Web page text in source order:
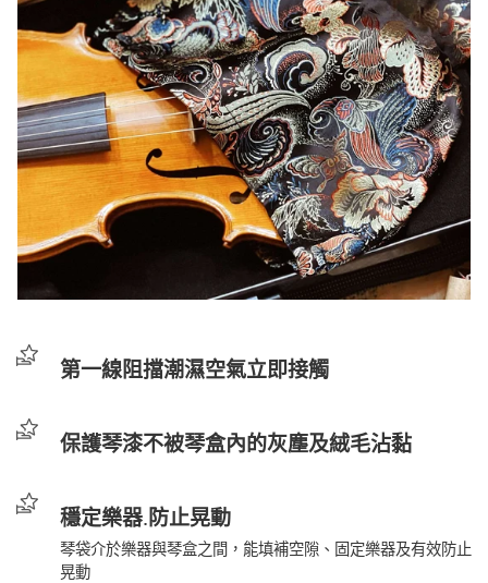
第一線阻擋潮濕空氣立即接觸
保護琴漆不被琴盒內的灰塵及絨毛沾黏
穩定樂器.防止晃動
琴袋介於樂器與琴盒之間，能填補空隙、固定樂器及有效防止
晃動